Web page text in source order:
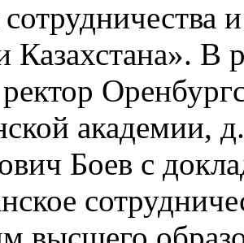
Казахстана». В
академии,
Боев с